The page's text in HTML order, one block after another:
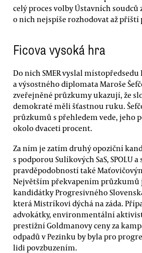
celý proces volby Ústavních soudců
o nich nejspíše rozhodovat až příští
Ficova vysoká hra
Do nich SMER vyslal
a výsostného diplomata Maroše
zveřejněné průzkumy ukazují, že
demokraté měli šťastnou ruku.
průzkumů s přehledem vede, jeho
okolo dvaceti procent.
Za ním je zatím druhý opoziční
s podporou Sulíkových SaS, SPOLU
pravděpodobností také
Největším překvapením průzkumů
kandidátky Progresivného
která Mistríkovi dýchá na záda.
advokátky, environmentální
prestižní Goldmanovy ceny za
odpadů v Pezinku by byla pro
lidi povzbuzením.